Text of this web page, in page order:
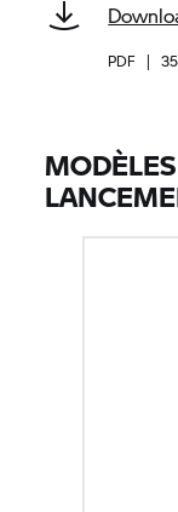
PDF |